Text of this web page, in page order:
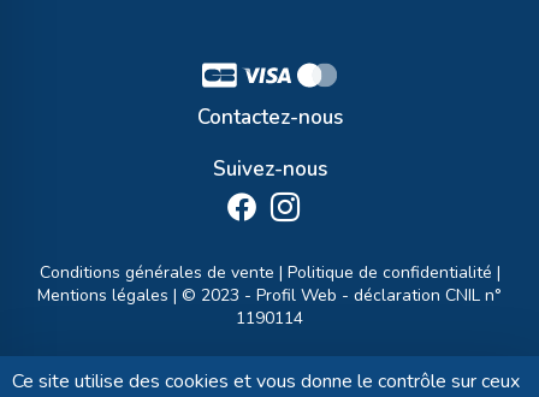
Contactez-nous
Suivez-nous
Conditions générales de vente | Politique de confidentialité |
Mentions légales | © 2023 - Profil Web - déclaration CNIL n°
1190114
Ce site utilise des cookies et vous donne le contrôle sur ceux